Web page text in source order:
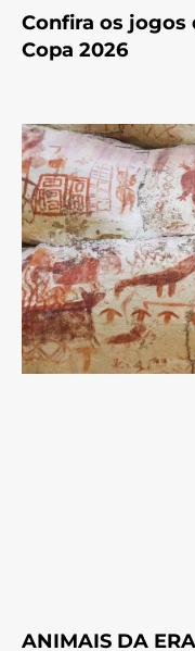
Confira os jogos
Copa 2026
ANIMAIS DA